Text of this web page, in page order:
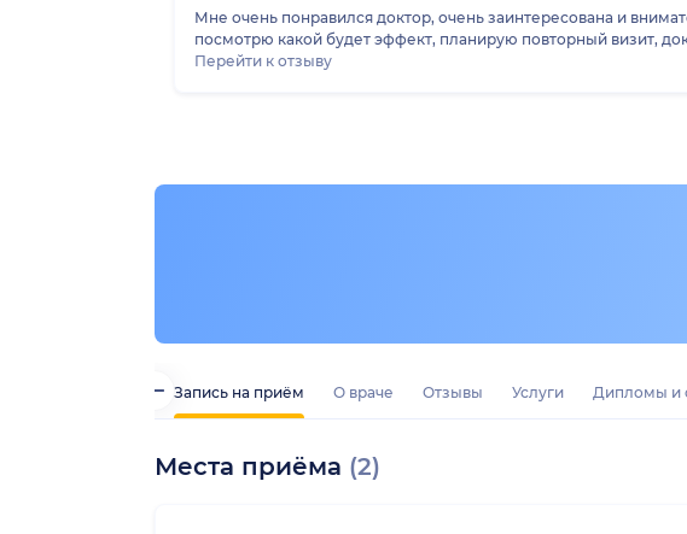
Запись на приём О враче Отзывы Услуги Дипломы и
Места приёма (2)
Мне очень понравился доктор, очень заинтересована и
посмотрю какой будет эффект, планирую повторный визит,
Перейти к отзыву